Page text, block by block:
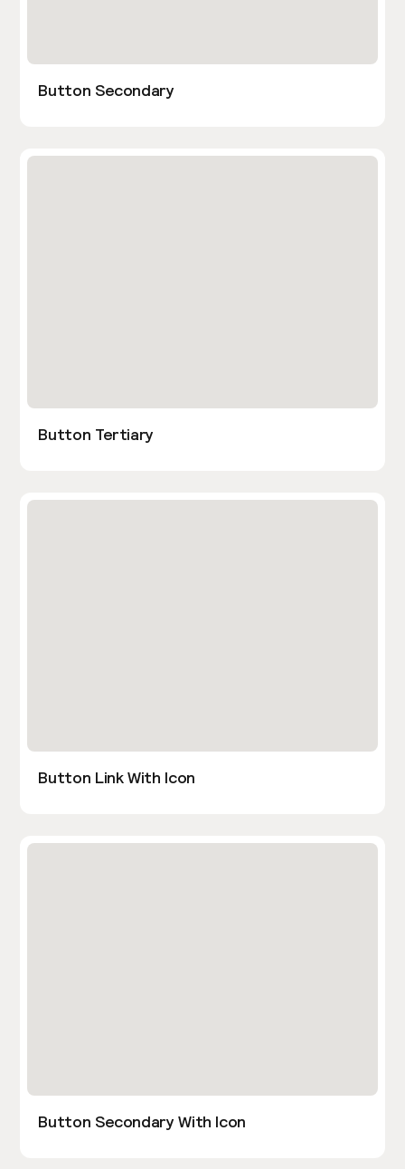
Button Secondary
Button Tertiary
Button Link With Icon
Button Secondary With Icon